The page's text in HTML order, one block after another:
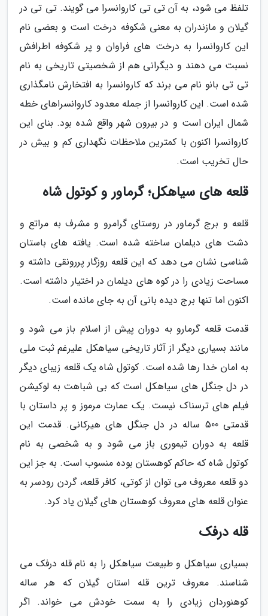
تلفظ می شود، به آن تی تی کاروانسرا می گویند. تی تی در
گیلان و مازندران به معنی شکوفه درخت است و بعضی نام
این کاروانسرا به درخت های فراوان و پر شکوفه اطرافش
نسبت می دهند و دیگرانی هم از شخصیتی تاریخی به نام
تی تی بانو نام می برند که کاروانسرا به افتخارش نامگذاری
شده است. این کاروانسرا از جمله معدود کاروانسراهای خطه
شمال ایران است و در بیرون شهر واقع شده بود. بنای این
کاروانسرا اکنون با کمترین ملاحظات نگهداری کم و بیش در
حال تخریب است.
قلعه های سیاهکل؛ گرماور و کوتول شاه
قلعه و برج گرماور در روستای گرامرو و مشرف به مراتع و
دشت های دیلمان ساخته شده است. یافته های باستان
شناسی نشان می دهد که این قلعه روزگار پررونقی داشته و
مساحت زیادی را در کوه های دیلمان در اختیار داشته است.
اکنون اما تنها برج دیده بانی آن به جای مانده است.
قدمت قلعه گرمارو به دوران پیش از اسلام باز می شود و
مانند بسیاری دیگر از آثار تاریخی سیاهکل علیرغم ثبت ملی
به امان خدا رها شده است. کوتول شاه یک قلعه زیبای دیگر
در دل جنگل های سیاهکل است که بی شباهت به لوکیشن
فیلم های ترسناک نیست. یک عمارت مرموز و پر داستان با
قدمتی 500 ساله در دل جنگل های هیرکانی. قدمت این
قلعه به دوران تیموری باز می شود و به شخصی به نام
کوتول شاه که حاکم کوهستان بوده منسوب است. به جز این
دو قلعه معروف می توان از کوتی، کافر قلعه، گردن رودسر به
عنوان قلعه های معروف کوهستان های گیلان یاد کرد.
قله درفک
بسیاری سیاهکل و طبیعت سیاهکل را به نام قله درفک می
شناسند. معروف ترین قله استان گیلان که هر ساله
کوهنوردان زیادی را به سمت خودش می خواند. اگر